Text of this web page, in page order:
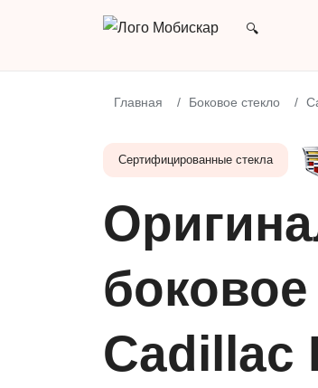
Главная Боковое стекло
Сертифицированные стекла
Cadillac